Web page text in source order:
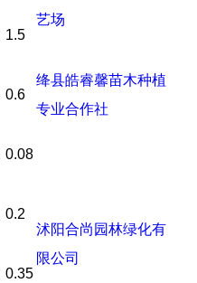
艺场
1.5
0.6
绛县皓睿馨苗木种植
专业合作社
0.08
沭阳合尚园林绿化有
限公司
0.2
0.35